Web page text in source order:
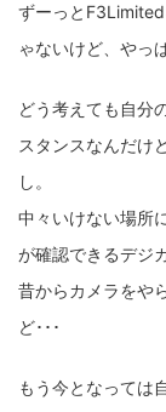
ずーっと
ゃないけど、やっ
どう考えても自分
スタンスなんだけ
し。
中々いけない場所
が確認できるデジ
昔からカメラをや
ど･･･
もう今となっては